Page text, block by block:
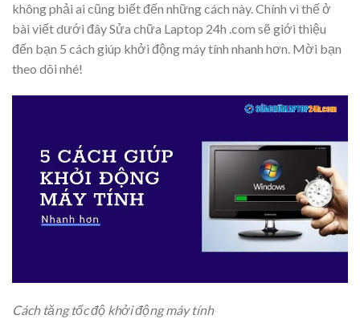
không phải ai cũng biết đến những cách này. Chính vì thế ở
bài viết dưới đây Sửa chữa Laptop 24h .com sẽ giới thiệu
đến bạn 5 cách giúp khởi động máy tính nhanh hơn. Mời bạn
theo dõi nhé!
Cách tăng tốc độ khởi động máy tính